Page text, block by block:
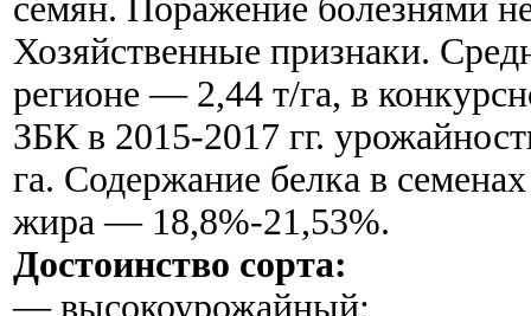
семян. Поражение болезнями
Хозяйственные признаки.
регионе — 2,44 т/га, в
ЗБК в 2015-2017 гг.
га. Содержание белка в
жира — 18,8%-21,53%.
Достоинство сорта:
— высокоурожайный;